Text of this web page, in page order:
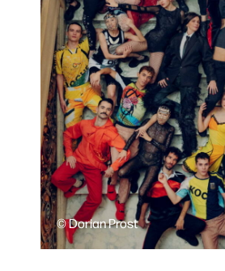
© Dorian Prost